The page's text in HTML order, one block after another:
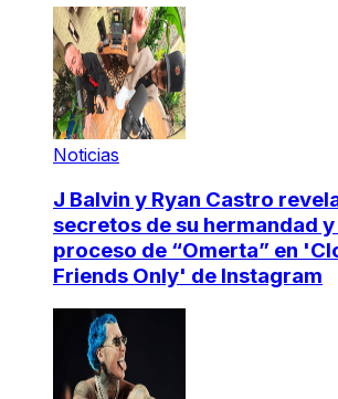
Noticias
J Balvin y Ryan Castro
secretos de su hermandad y
proceso de “Omerta” en
Friends Only' de Instagram